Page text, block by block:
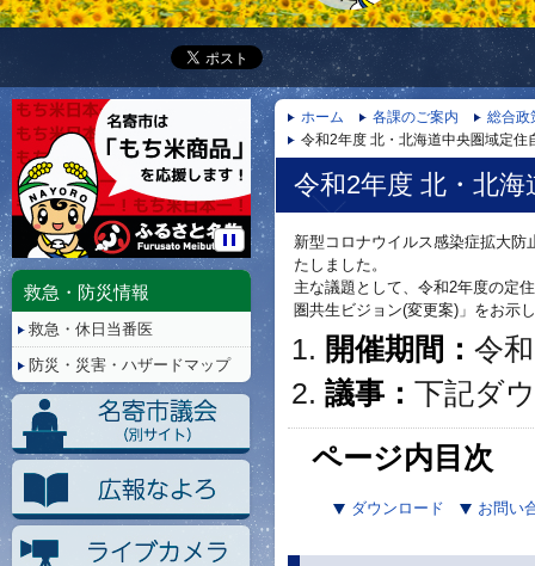
ホーム 各課のご案内
総合政
令和2年度 北・北海道中央圏域定住
令和2年度 北・北
新型コロナウイルス感染症拡大
たしました。
主な議題として、令和2年度の定
圏共生ビジョン(変更案)」をお示
開催期間： 令
議事： 下記ダ
ページ内目次
ダウンロード お問い
停
救急・防災情報
救急・休日当番医
防災・災害・ハザードマップ